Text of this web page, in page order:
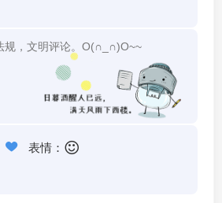
表情：